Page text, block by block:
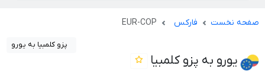
صفحه نخست فارکس EUR-COP
پزو کلمبیا به یورو
یورو به پزو کلمبیا